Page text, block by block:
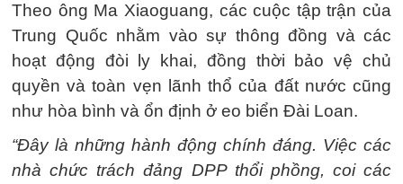
Theo ông Ma Xiaoguang, các cuộc tập trận của
Trung Quốc nhằm vào sự thông đồng và các
hoạt động đòi ly khai, đồng thời bảo vệ chủ
quyền và toàn vẹn lãnh thổ của đất nước cũng
như hòa bình và ổn định ở eo biển Đài Loan.
“Đây là những hành động chính đáng. Việc các
nhà chức trách đảng DPP thổi phồng, coi các